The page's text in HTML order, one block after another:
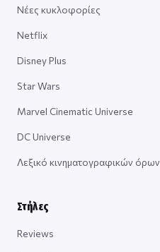
Νέες κυκλοφορίες
Netflix
Disney Plus
Star Wars
Marvel Cinematic Universe
DC Universe
Λεξικό κινηματογραφικών όρων
Στήλες
Reviews